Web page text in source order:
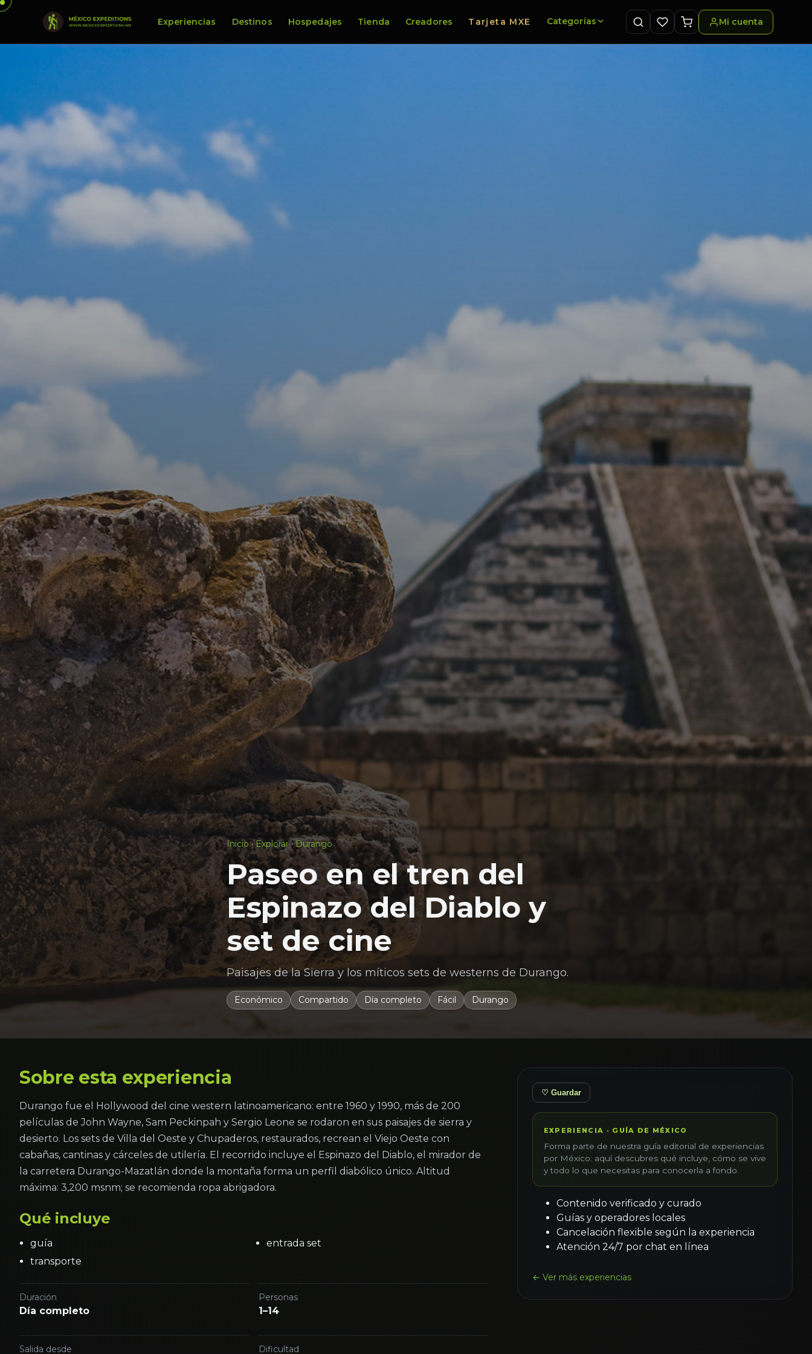
Experiencias Destinos Hospedajes Tienda Creadores Tarjeta MXE Categorías Mi cuenta
Inicio·Explorar·Durango
Paseo en el tren del
Espinazo del Diablo y
set de cine
Paisajes de la Sierra y los míticos sets de westerns de Durango.
Económico Compartido Día completo Fácil Durango
Sobre esta experiencia
Durango fue el Hollywood del cine western latinoamericano: entre 1960 y 1990, más de 200
películas de John Wayne, Sam Peckinpah y Sergio Leone se rodaron en sus paisajes de sierra y
desierto. Los sets de Villa del Oeste y Chupaderos, restaurados, recrean el Viejo Oeste con
cabañas, cantinas y cárceles de utilería. El recorrido incluye el Espinazo del Diablo, el mirador de
la carretera Durango-Mazatlán donde la montaña forma un perfil diabólico único. Altitud
máxima: 3,200 msnm; se recomienda ropa abrigadora.
Qué incluye
guía
transporte
entrada set
Duración
Día completo
Personas
1–14
Salida desde Dificultad
♡ Guardar
EXPERIENCIA · GUÍA DE MÉXICO
Forma parte de nuestra guía editorial de experiencias
por México: aquí descubres qué incluye, cómo se vive
y todo lo que necesitas para conocerla a fondo.
Contenido verificado y curado
Guías y operadores locales
Cancelación flexible según la experiencia
Atención 24/7 por chat en línea
← Ver más experiencias